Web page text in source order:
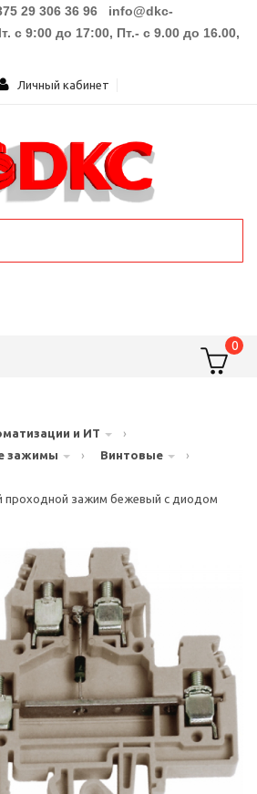
29 306 36 96 info@dkc-
с 9:00 до 17:00, Пт.- с 9.00 до 16.00,
Личный кабинет
0
и ИТ
›
зажимы
› Винтовые
›
проходной зажим бежевый с диодом